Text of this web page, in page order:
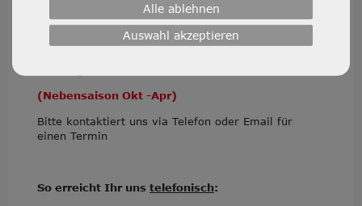
Samstag 10 - 12 Uhr
(Nebensaison Okt -Apr)
Bitte kontaktiert uns via Telefon oder Email für
einen Termin
So erreicht Ihr uns telefonisch:
Alle ablehnen
Auswahl akzeptieren